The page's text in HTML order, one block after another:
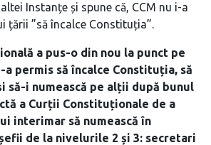
Instanțe și spune că, CCM nu i-a
țării ”să încalce Constituția”.
a pus-o din nou la punct pe
a permis să încalce Constituția, să
să-i numească pe alții după bunul
a Curții Constituționale de a
interimar să numească în
de la nivelurile 2 și 3: secretari